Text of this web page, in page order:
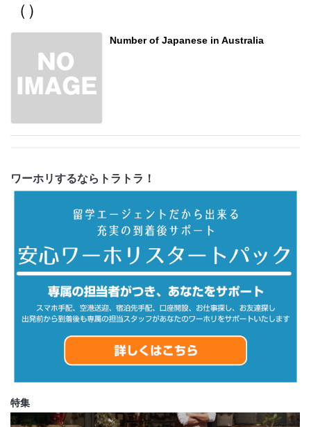
（）
Number of Japanese in Australia
ワーホリするならトラトラ！
特集